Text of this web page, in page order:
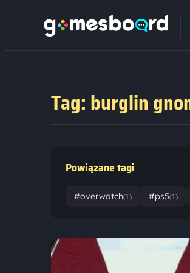
Tag: burglin
Powiązane tagi
#overwatch(1) #ps5(1)